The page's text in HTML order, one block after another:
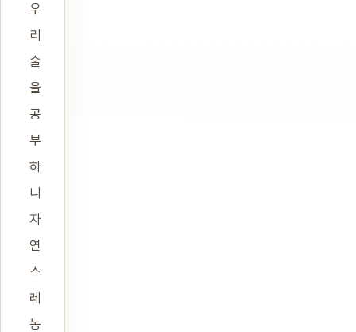
우
리
술
을
공
부
하
니
자
연
스
레
농